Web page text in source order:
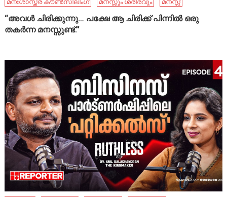
മനഃശാസ്ത്ര കൗൺസിലിംഗ്
മനസ്സും ശരീരവും മനസ്സ്
“അവൾ ചിരിക്കുന്നു… പക്ഷേ ആ ചിരിക്ക് പിന്നിൽ ഒരു
തകർന്ന മനസ്സുണ്ട്.”